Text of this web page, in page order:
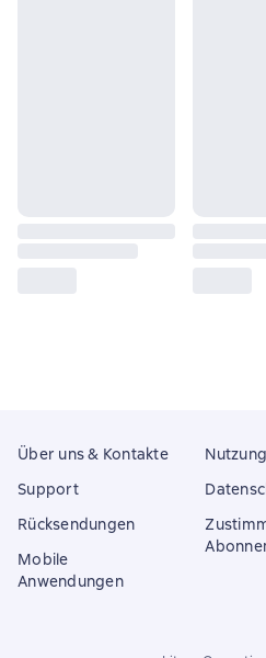
Über uns & Kontakte
Support
Rücksendungen
Mobile
Anwendungen